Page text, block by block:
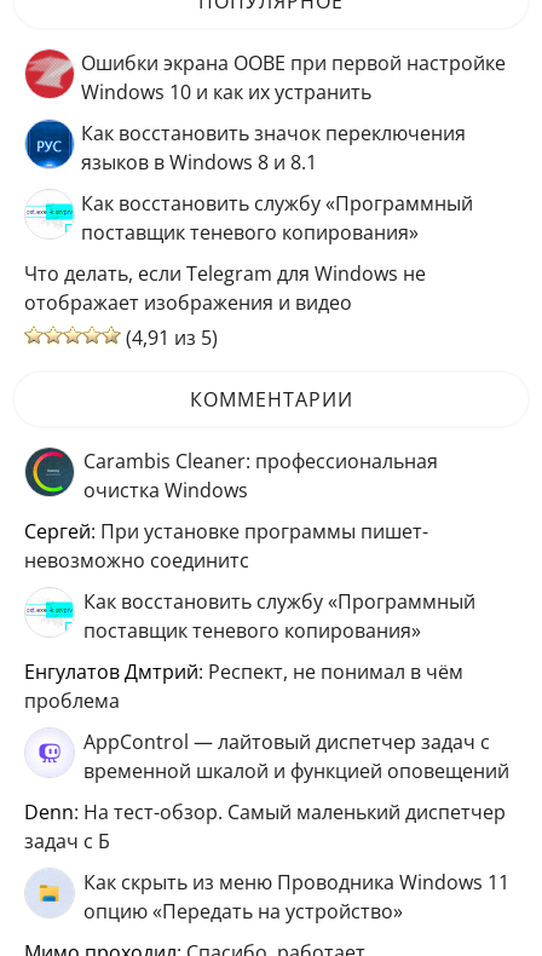
Ошибки экрана OOBE при первой настройке
Windows 10 и как их устранить
Как восстановить значок переключения
языков в Windows 8 и 8.1
Как восстановить службу «Программный
поставщик теневого копирования»
Что делать, если Telegram для Windows не
отображает изображения и видео
(4,91 из 5)
КОММЕНТАРИИ
Carambis Cleaner: профессиональная
очистка Windows
Сергей: При установке программы пишет-
невозможно соединитс
Как восстановить службу «Программный
поставщик теневого копирования»
Енгулатов Дмтрий: Респект, не понимал в чём
проблема
AppControl — лайтовый диспетчер задач с
временной шкалой и функцией оповещений
Denn: На тест-обзор. Самый маленький диспетчер
задач с Б
Как скрыть из меню Проводника Windows 11
опцию «Передать на устройство»